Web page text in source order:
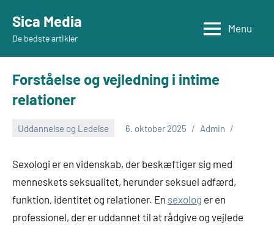
indhold
Sica Media
De bedste artikler
Menu
Forståelse og vejledning i intime
relationer
Uddannelse og Ledelse 6. oktober 2025 Admin
Sexologi er en videnskab, der beskæftiger sig med
menneskets seksualitet, herunder seksuel adfærd,
funktion, identitet og relationer. En sexolog er en
professionel, der er uddannet til at rådgive og vejlede